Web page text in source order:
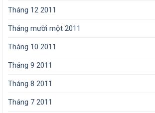
Tháng 12 2011
Tháng mười một 2011
Tháng 10 2011
Tháng 9 2011
Tháng 8 2011
Tháng 7 2011